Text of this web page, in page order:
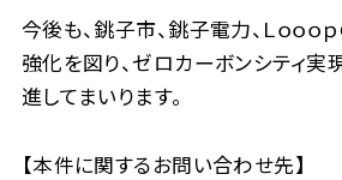
今後も、銚子市、銚子電力、Ｌｏｏｏ
強化を図り、ゼロカーボンシティ
進してまいります。
【本件に関するお問い合わせ先】